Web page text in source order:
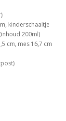
kinderschaaltje
200ml)
cm, mes 16,7 cm